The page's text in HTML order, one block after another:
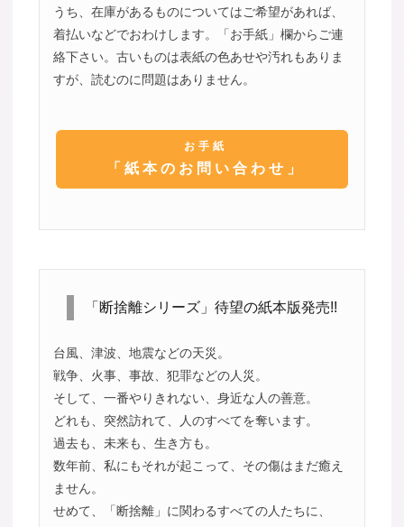
うち、在庫があるものについてはご希望があれば、
着払いなどでおわけします。「お手紙」欄からご連
絡下さい。古いものは表紙の色あせや汚れもありま
すが、読むのに問題はありません。
お手紙
「紙本のお問い合わせ」
「断捨離シリーズ」待望の紙本版発売!!
台風、津波、地震などの天災。
戦争、火事、事故、犯罪などの人災。
そして、一番やりきれない、身近な人の善意。
どれも、突然訪れて、人のすべてを奪います。
過去も、未来も、生き方も。
数年前、私にもそれが起こって、その傷はまだ癒え
ません。
せめて、「断捨離」に関わるすべての人たちに、